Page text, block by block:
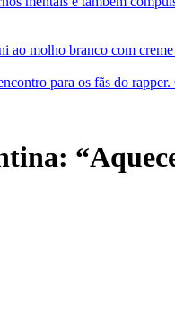
ao molho branco com
para os fãs do